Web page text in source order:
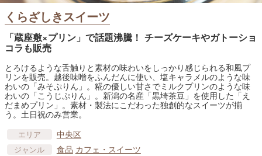
くらざしきスイーツ
「蔵座敷×プリン」で話題沸騰！ チーズケーキやガトーショ
コラも販売
とろけるような舌触りと素材の味わいをしっかり感じられる和風プ
リンを販売。越後味噌をふんだんに使い、塩キャラメルのような味
わいの「みそぷりん」。糀の優しい甘さでミルクプリンのような味
わいの「こうじぷりん」。新潟の名産「黒埼茶豆」を使用した「え
だまめプリン」。素材・製法にこだわった独創的なスイーツが揃
う。土日祝のみ営業。
エリア 中央区
ジャンル 食品 カフェ・スイーツ